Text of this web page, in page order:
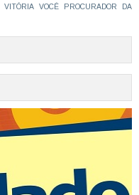
VITÓRIA
VOCÊ PROCURADOR DA